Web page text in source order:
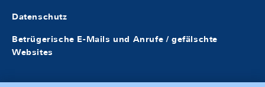
Datenschutz
Betrügerische E-Mails und Anrufe / gefälschte
Websites